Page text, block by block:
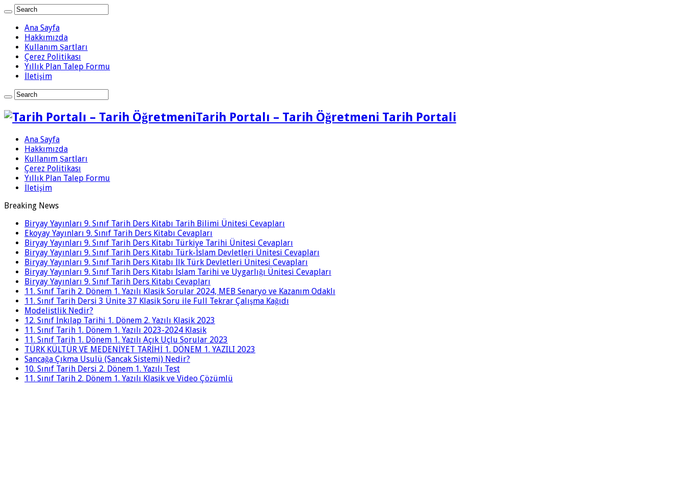
Ana Sayfa
Hakkımızda
Kullanım Şartları
Çerez Politikası
Yıllık Plan Talep Formu
İletişim
Tarih Portalı – Tarih Öğretmeni Tarih Portali
Ana Sayfa
Hakkımızda
Kullanım Şartları
Çerez Politikası
Yıllık Plan Talep Formu
İletişim
Breaking News
Biryay Yayınları 9. Sınıf Tarih Ders Kitabı Tarih Bilimi Ünitesi Cevapları
Ekoyay Yayınları 9. Sınıf Tarih Ders Kitabı Cevapları
Biryay Yayınları 9. Sınıf Tarih Ders Kitabı Türkiye Tarihi Ünitesi Cevapları
Biryay Yayınları 9. Sınıf Tarih Ders Kitabı Türk-İslam Devletleri Ünitesi Cevapları
Biryay Yayınları 9. Sınıf Tarih Ders Kitabı İlk Türk Devletleri Ünitesi Cevapları
Biryay Yayınları 9. Sınıf Tarih Ders Kitabı İslam Tarihi ve Uygarlığı Ünitesi Cevapları
Biryay Yayınları 9. Sınıf Tarih Ders Kitabı Cevapları
11. Sınıf Tarih 2. Dönem 1. Yazılı Klasik Sorular 2024, MEB Senaryo ve Kazanım Odaklı
11. Sınıf Tarih Dersi 3 Ünite 37 Klasik Soru ile Full Tekrar Çalışma Kağıdı
Modelistlik Nedir?
12. Sınıf İnkılap Tarihi 1. Dönem 2. Yazılı Klasik 2023
11. Sınıf Tarih 1. Dönem 1. Yazılı 2023-2024 Klasik
11. Sınıf Tarih 1. Dönem 1. Yazılı Açık Uçlu Sorular 2023
TÜRK KÜLTÜR VE MEDENİYET TARİHİ 1. DÖNEM 1. YAZILI 2023
Sancağa Çıkma Usulü (Sancak Sistemi) Nedir?
10. Sınıf Tarih Dersi 2. Dönem 1. Yazılı Test
11. Sınıf Tarih 2. Dönem 1. Yazılı Klasik ve Video Çözümlü